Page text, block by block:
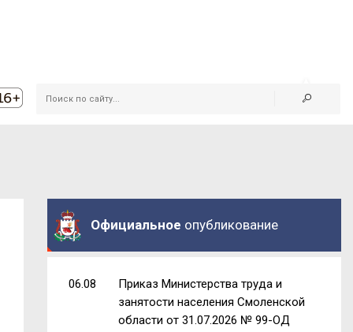
Официальное опубликование
06.08
Приказ Министерства труда и
занятости населения Смоленской
области от 31.07.2026 № 99-ОД